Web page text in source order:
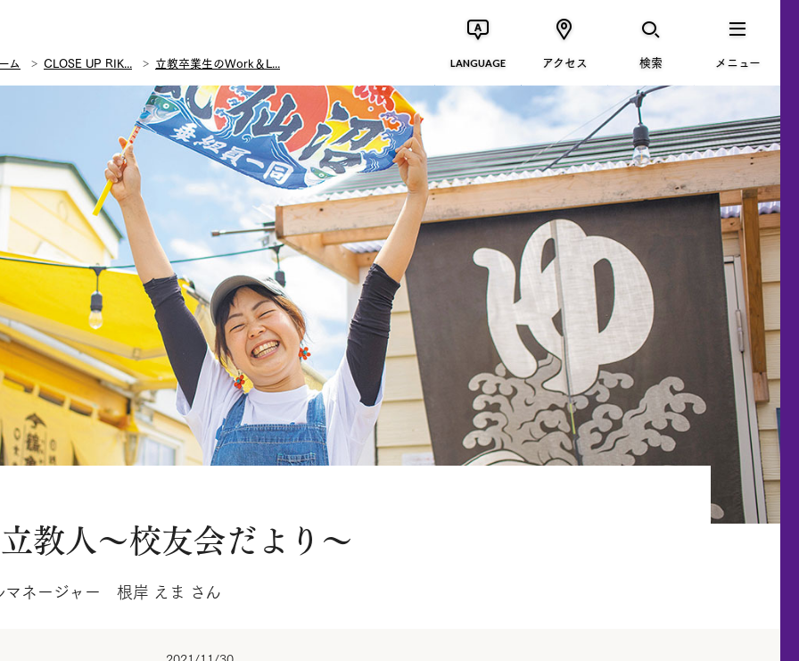
ム CLOSE UP RIK... 立教卒業生のWork＆L... LANGUAGE アクセス 検索 メニュー
教人～校友会だより～
マネージャー 根岸 えま さん